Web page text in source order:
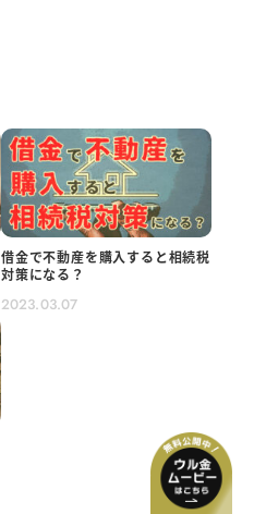
借金で不動産を購入すると相続税
対策になる？
2023.03.07